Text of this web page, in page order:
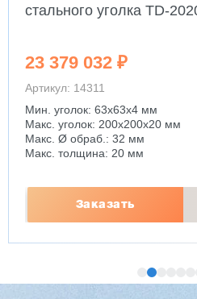
стального уголка TD-
23 379 032 ₽
Артикул: 14311
Мин. уголок: 63x63x4 мм
Макс. уголок: 200x200x20 мм
Макс. Ø обраб.: 32 мм
Макс. толщина: 20 мм
Заказать